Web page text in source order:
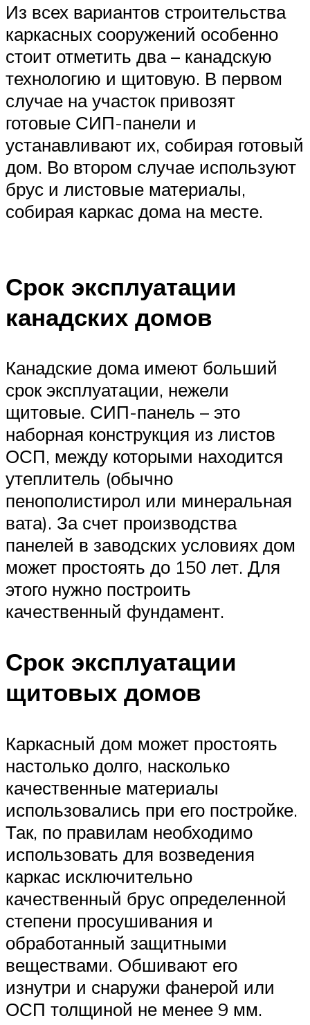
Из всех вариантов строительства
каркасных сооружений особенно
стоит отметить два – канадскую
технологию и щитовую. В первом
случае на участок привозят
готовые СИП-панели и
устанавливают их, собирая готовый
дом. Во втором случае используют
брус и листовые материалы,
собирая каркас дома на месте.
Срок эксплуатации
канадских домов
Канадские дома имеют больший
срок эксплуатации, нежели
щитовые. СИП-панель – это
наборная конструкция из листов
ОСП, между которыми находится
утеплитель (обычно
пенополистирол или минеральная
вата). За счет производства
панелей в заводских условиях дом
может простоять до 150 лет. Для
этого нужно построить
качественный фундамент.
Срок эксплуатации
щитовых домов
Каркасный дом может простоять
настолько долго, насколько
качественные материалы
использовались при его постройке.
Так, по правилам необходимо
использовать для возведения
каркас исключительно
качественный брус определенной
степени просушивания и
обработанный защитными
веществами. Обшивают его
изнутри и снаружи фанерой или
ОСП толщиной не менее 9 мм.